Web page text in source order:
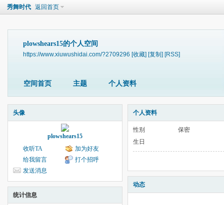
秀舞时代 返回首页
plowshears15的个人空间
https://www.xiuwushidai.com/?2709296 [收藏] [复制] [RSS]
空间首页 主题 个人资料
头像
plowshears15
收听TA
加为好友
给我留言
打个招呼
发送消息
统计信息
个人资料
性别
保密
生日
动态